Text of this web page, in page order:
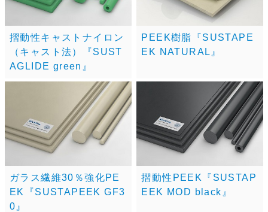
摺動性キャストナイロン
（キャスト法）『SUST
AGLIDE green』
PEEK樹脂『SUSTAPE
EK NATURAL』
ガラス繊維30％強化PE
EK『SUSTAPEEK GF3
0』
摺動性PEEK『SUSTAP
EEK MOD black』